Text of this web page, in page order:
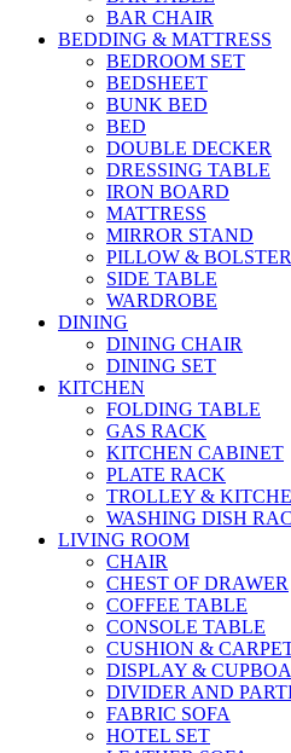
BAR CHAIR
BEDDING & MATTRESS
BEDROOM SET
BEDSHEET
BUNK BED
BED
DOUBLE DECKER
DRESSING TABLE
IRON BOARD
MATTRESS
MIRROR STAND
PILLOW & BOLSTER
SIDE TABLE
WARDROBE
DINING
DINING CHAIR
DINING SET
KITCHEN
FOLDING TABLE
GAS RACK
KITCHEN CABINET
PLATE RACK
TROLLEY &
WASHING DISH
LIVING ROOM
CHAIR
CHEST OF DRAWER
COFFEE TABLE
CONSOLE TABLE
CUSHION &
DISPLAY &
DIVIDER AND
FABRIC SOFA
HOTEL SET